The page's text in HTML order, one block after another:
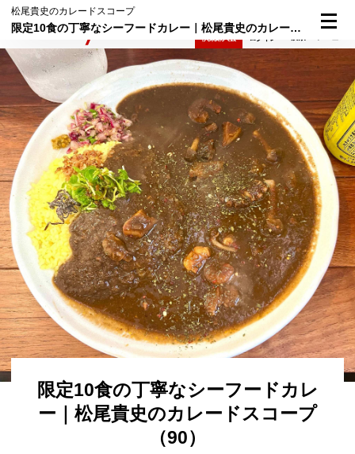
松尾貴史のカレードスコープ
限定10食の丁寧なシーフードカレー｜松尾貴史のカレードスコープ（90）
限定10食の丁寧なシーフードカレ
ー｜松尾貴史のカレードスコープ
（90）